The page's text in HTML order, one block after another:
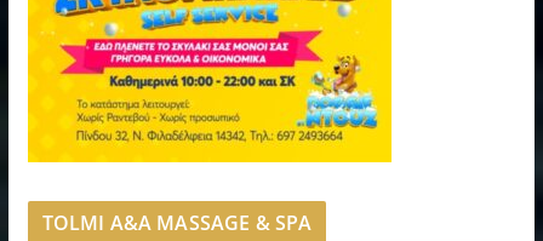
TOLMI A&A MASSAGE & SPA